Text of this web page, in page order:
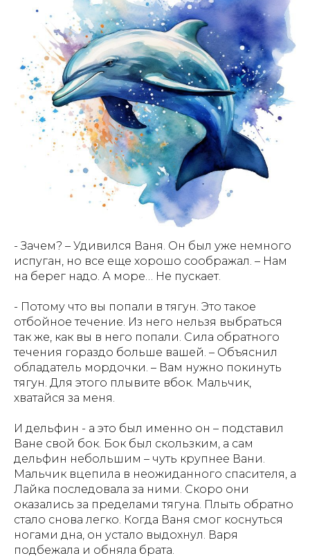
- Зачем? – Удивился Ваня. Он был уже немного
испуган, но все еще хорошо соображал. – Нам
на берег надо. А море… Не пускает.
- Потому что вы попали в тягун. Это такое
отбойное течение. Из него нельзя выбраться
так же, как вы в него попали. Сила обратного
течения гораздо больше вашей. – Объяснил
обладатель мордочки. – Вам нужно покинуть
тягун. Для этого плывите вбок. Мальчик,
хватайся за меня.
И дельфин - а это был именно он – подставил
Ване свой бок. Бок был скользким, а сам
дельфин небольшим – чуть крупнее Вани.
Мальчик вцепила в неожиданного спасителя, а
Лайка последовала за ними. Скоро они
оказались за пределами тягуна. Плыть обратно
стало снова легко. Когда Ваня смог коснуться
ногами дна, он устало выдохнул. Варя
подбежала и обняла брата.
АЗБУКИ СТРАНЫ
СЧАСТЬЯ
смотреть купить
Азбука Арктики и Дальнего Востока" - уникальная
книга об истории, культуре, географии северного
края России. Главные герои - Варя, Ваня и собака
читателей по всем уголкам Арктики и Дальнего
Востока. В конце каждой главы - задание, которое
поможет закрепить знания. Красочные
иллюстрации, волшебные приключения и, конечно,
важные знания о загадочном регионе великой
АЗБУКА АРКТИКИ
И ДАЛЬНЕГО ВОСТОКА